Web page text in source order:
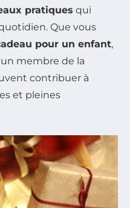
pratiques qui
Que vous
pour un enfant,
un membre de la
contribuer à
et pleines